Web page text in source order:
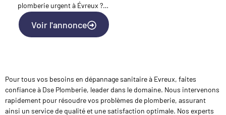
plomberie urgent à Évreux ?…
Voir l'annonce
Pour tous vos besoins en dépannage sanitaire à Evreux, faites
confiance à Dse Plomberie, leader dans le domaine. Nous intervenons
rapidement pour résoudre vos problèmes de plomberie, assurant
ainsi un service de qualité et une satisfaction optimale. Nos experts